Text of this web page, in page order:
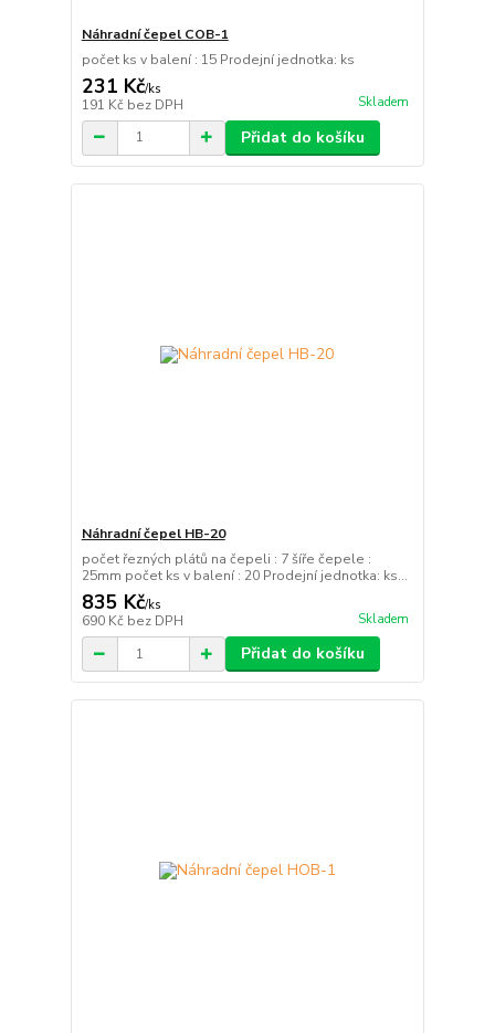
Náhradní čepel COB-1
počet ks v balení : 15 Prodejní jednotka: ks
231 Kč/ks
191 Kč bez DPH Skladem
Přidat do košíku
Náhradní čepel HB-20
počet řezných plátů na čepeli : 7 šíře čepele :
25mm počet ks v balení : 20 Prodejní jednotka: ks...
835 Kč/ks
690 Kč bez DPH Skladem
Přidat do košíku